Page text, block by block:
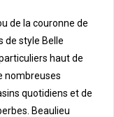
de la couronne de
de style Belle
haut de
nombreuses
quotidiens et de
Beaulieu